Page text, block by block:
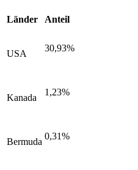
Länder Anteil
USA
30,93%
Kanada
1,23%
Bermuda
0,31%